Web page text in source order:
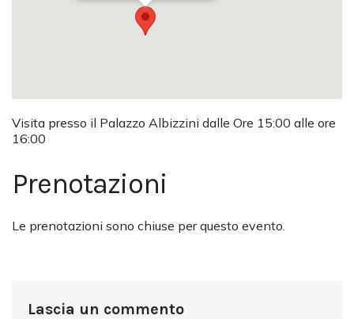
Visita presso il Palazzo Albizzini dalle Ore 15:00 alle ore
16:00
Prenotazioni
Le prenotazioni sono chiuse per questo evento.
Lascia un commento